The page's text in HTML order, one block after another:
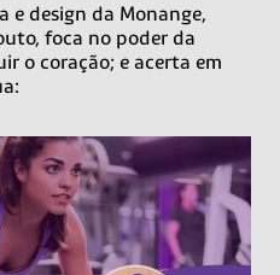
e design da Monange,
foca no poder da
o coração; e acerta em